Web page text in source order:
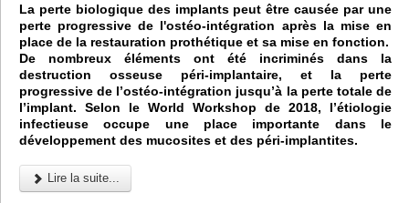
La perte biologique des implants peut être causée par une
perte progressive de l'ostéo-intégration après la mise en
place de la restauration prothétique et sa mise en fonction.
De nombreux éléments ont été incriminés dans la
destruction osseuse péri-implantaire, et la perte
progressive de l’ostéo-intégration jusqu’à la perte totale de
l’implant. Selon le World Workshop de 2018, l’étiologie
infectieuse occupe une place importante dans le
développement des mucosites et des péri-implantites.
Lire la suite...